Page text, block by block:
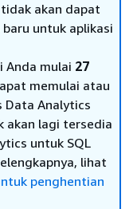
akan dapat
untuk aplikasi
Anda mulai 27
memulai atau
Data Analytics
akan lagi tersedia
untuk SQL
lihat
penghentian